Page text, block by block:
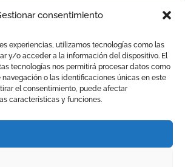
consentimiento
experiencias, utilizamos tecnologías como las
y/o acceder a la información del dispositivo. El
tecnologías nos permitirá procesar datos como
o las identificaciones únicas en este
el consentimiento, puede afectar
características y funciones.
los derechos reservados